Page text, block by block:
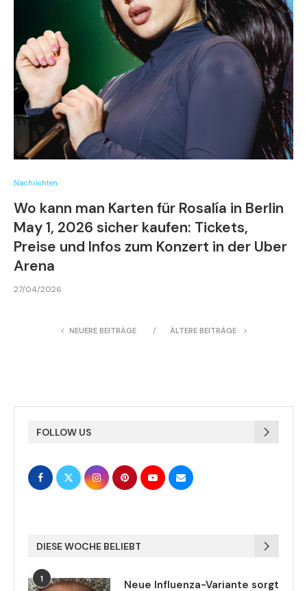
Nachrichten
Wo kann man Karten für Rosalía in Berlin
May 1, 2026 sicher kaufen: Tickets,
Preise und Infos zum Konzert in der Uber
Arena
27/04/2026
NEUERE BEITRÄGE ÄLTERE BEITRÄGE
FOLLOW US
DIESE WOCHE BELIEBT
1 Neue Influenza-Variante sorgt